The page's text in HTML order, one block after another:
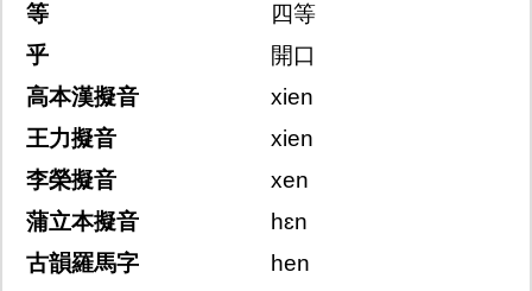
等
四等
乎
開口
高本漢擬音
xien
王力擬音
xien
李榮擬音
xen
蒲立本擬音
hɛn
古韻羅馬字
hen